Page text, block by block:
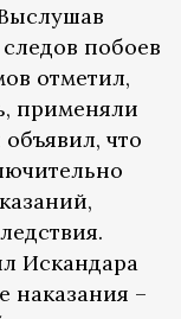
побоев
отметил,
применяли
что
Искандара
наказания –